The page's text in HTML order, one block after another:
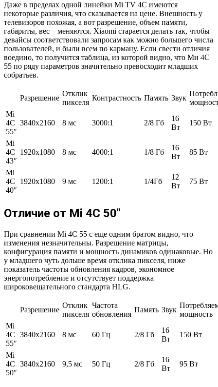
Даже в пределах одной линейки Mi TV 4C имеются
некоторые различия, что сказывается на цене. Внешность у
телевизоров похожая, а вот разрешение, объем памяти,
габариты, вес – меняются. Xiaomi старается делать так, чтобы
девайсы соответствовали запросам как можно большего числа
пользователей, и были всем по карману. Если свести отличия
воедино, то получится таблица, из которой видно, что Ми 4С
55 по ряду параметров значительно превосходит младших
собратьев.
Разрешение
Отклик
пикселя
Контрастность Память Звук
Mi
4C
55″
3840х2160 8 мс 3000:1 2/8 Гб
16
Вт
150 Вт
Mi
4C
43″
1920х1080 8 мс 4000:1 1/8 Гб
16
Вт
85 Вт
Mi
4C
40″
1920х1080 9 мс 1200:1 1/4Гб
12
Вт
75 Вт
Отличие от Mi 4C 50″
При сравнении Mi 4C 55 c еще одним братом видно, что
изменения незначительны. Разрешение матрицы,
конфигурация памяти и мощность динамиков одинаковые. Но
у младшего чуть дольше время отклика пикселя, ниже
показатель частоты обновления кадров, экономное
энергопотребление и отсутствует поддержка
широковещательного стандарта HLG.
Разрешение
Отклик
пикселя
Частота
обновления
Память Звук
мощность
Mi
4C
55″
3840х2160 8 мс 60 Гц 2/8 Гб
16
Вт
150 Вт
Mi
4C
50″
3840х2160 9,5 мс 50 Гц 2/8 Гб
16
Вт
95 Вт